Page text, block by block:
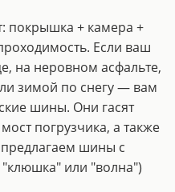
покрышка + камера +
Если ваш
на неровном асфальте,
зимой по снегу — вам
шины. Они гасят
погрузчика, а также
шины с
или "волна")